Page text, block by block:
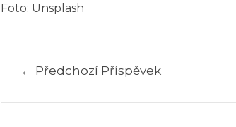
Foto: Unsplash
Navigace
příspěvek
← Předchozí Příspěvek